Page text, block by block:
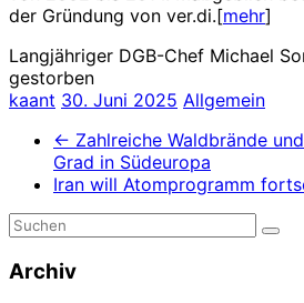
der Gründung von ver.di.[mehr]
Langjähriger DGB-Chef Michael
gestorben
kaant 30. Juni 2025 Allgemein
← Zahlreiche Waldbrände
Grad in Südeuropa
Iran will Atomprogramm
Archiv